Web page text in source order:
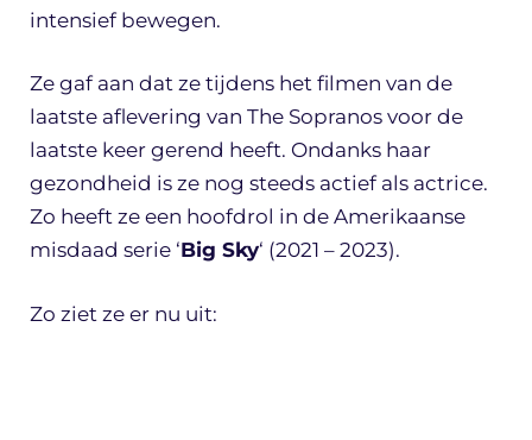
intensief bewegen.
Ze gaf aan dat ze tijdens het filmen van de
laatste aflevering van The Sopranos voor de
laatste keer gerend heeft. Ondanks haar
gezondheid is ze nog steeds actief als actrice.
Zo heeft ze een hoofdrol in de Amerikaanse
misdaad serie ‘Big Sky‘ (2021 – 2023).
Zo ziet ze er nu uit: